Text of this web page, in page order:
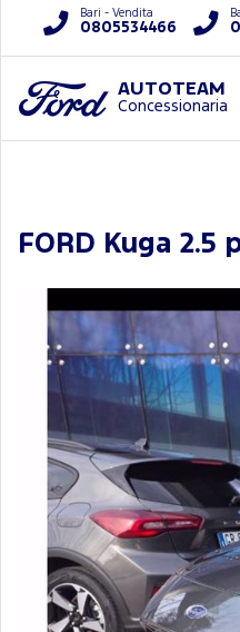
Bari - Vendita
0805534466
AUTOTEAM
Concessionaria
FORD Kuga